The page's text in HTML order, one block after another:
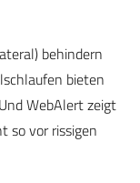
behindern
bieten
WebAlert zeigt
so vor rissigen